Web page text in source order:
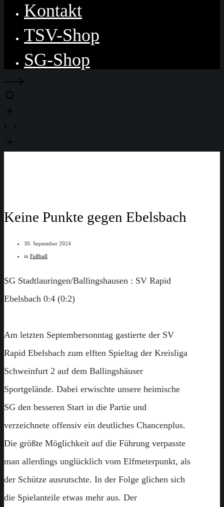
Kontakt
TSV-Shop
SG-Shop
Keine Punkte gegen Ebelsbach
30. September 2024
in Fußball
SG Stadtlauringen/Ballingshausen : SV Rapid
Ebelsbach 0:4 (0:2)
Am letzten Septembersonntag gastierte der SV
Rapid Ebelsbach zum elften Spieltag der Kreisliga
Schweinfurt 2 auf dem Ballingshäuser
Sportgelände. Dabei erwischte unsere heimische
SG den besseren Start in die Partie und
verzeichnete offensiv ein deutliches Chancenplus.
Die größte Möglichkeit auf die Führung verpasste
man allerdings unglücklich vom Elfmeterpunkt, als
der Schütze ausrutschte. In der Folge glichen sich
die Spielanteile etwas mehr aus. Der